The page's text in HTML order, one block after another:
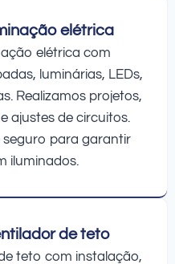
elétrica
elétrica com
luminárias, LEDs,
Realizamos projetos,
ajustes de circuitos.
para garantir
iluminados.
de teto
teto com instalação,